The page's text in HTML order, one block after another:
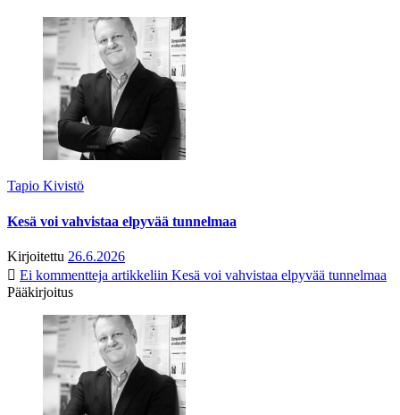
Tapio Kivistö
Kesä voi vahvistaa elpyvää tunnelmaa
Kirjoitettu 26.6.2026
Ei kommentteja artikkeliin Kesä voi vahvistaa elpyvää tunnelmaa
Pääkirjoitus